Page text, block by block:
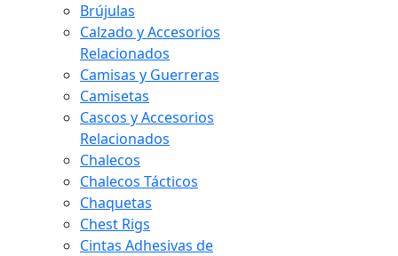
Brújulas
Calzado y Accesorios
Relacionados
Camisas y Guerreras
Camisetas
Cascos y Accesorios
Relacionados
Chalecos
Chalecos Tácticos
Chaquetas
Chest Rigs
Cintas Adhesivas de